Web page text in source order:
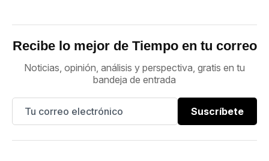
Recibe lo mejor de Tiempo en tu correo
Noticias, opinión, análisis y perspectiva, gratis en tu
bandeja de entrada
Suscríbete